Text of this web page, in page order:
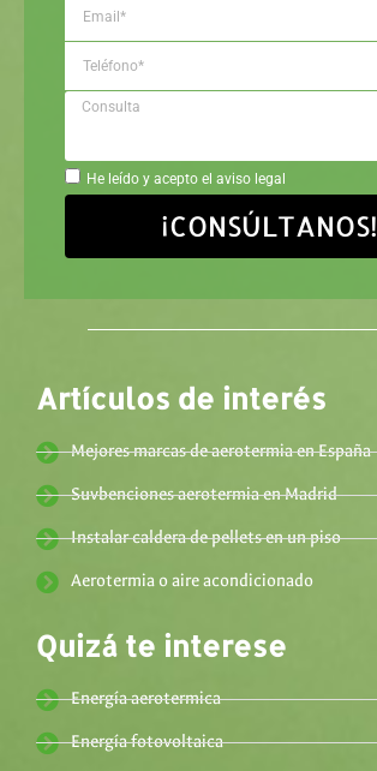
He leído y acepto el aviso legal
¡CONSÚLTANOS!
Artículos de interés
Mejores marcas de aerotermia en España
Suvbenciones aerotermia en Madrid
Instalar caldera de pellets en un piso
Aerotermia o aire acondicionado
Quizá te interese
Energía aerotermica
Energía fotovoltaica